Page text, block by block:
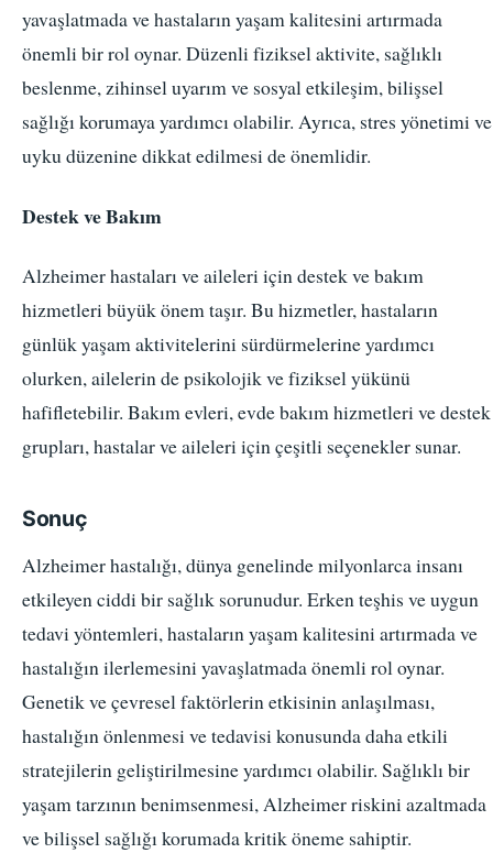
yavaşlatmada ve hastaların yaşam kalitesini artırmada
önemli bir rol oynar. Düzenli fiziksel aktivite, sağlıklı
beslenme, zihinsel uyarım ve sosyal etkileşim, bilişsel
sağlığı korumaya yardımcı olabilir. Ayrıca, stres yönetimi ve
uyku düzenine dikkat edilmesi de önemlidir.
Destek ve Bakım
Alzheimer hastaları ve aileleri için destek ve bakım
hizmetleri büyük önem taşır. Bu hizmetler, hastaların
günlük yaşam aktivitelerini sürdürmelerine yardımcı
olurken, ailelerin de psikolojik ve fiziksel yükünü
hafifletebilir. Bakım evleri, evde bakım hizmetleri ve destek
grupları, hastalar ve aileleri için çeşitli seçenekler sunar.
Sonuç
Alzheimer hastalığı, dünya genelinde milyonlarca insanı
etkileyen ciddi bir sağlık sorunudur. Erken teşhis ve uygun
tedavi yöntemleri, hastaların yaşam kalitesini artırmada ve
hastalığın ilerlemesini yavaşlatmada önemli rol oynar.
Genetik ve çevresel faktörlerin etkisinin anlaşılması,
hastalığın önlenmesi ve tedavisi konusunda daha etkili
stratejilerin geliştirilmesine yardımcı olabilir. Sağlıklı bir
yaşam tarzının benimsenmesi, Alzheimer riskini azaltmada
ve bilişsel sağlığı korumada kritik öneme sahiptir.